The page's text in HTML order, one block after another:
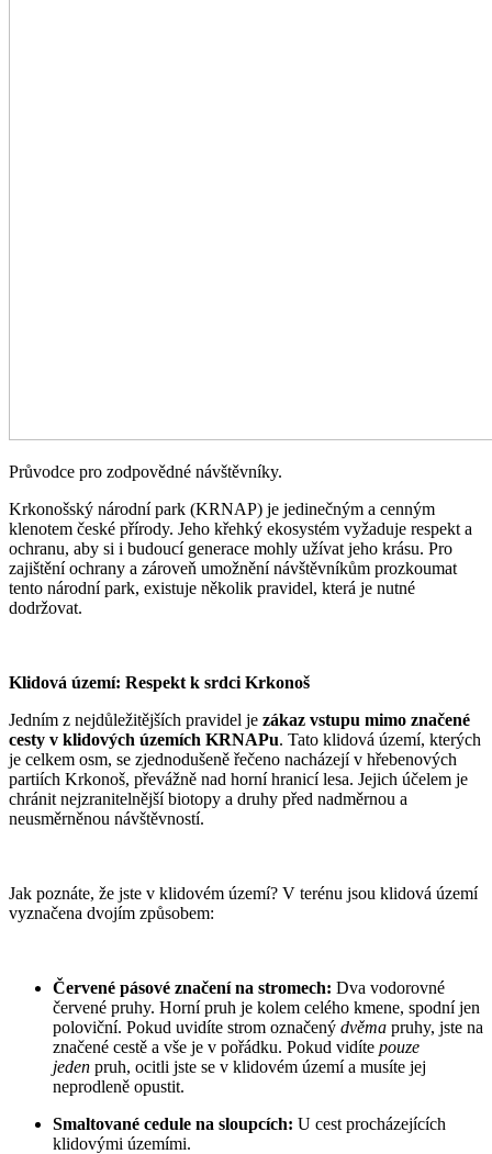
Průvodce pro zodpovědné návštěvníky.
Krkonošský národní park (KRNAP) je jedinečným a cenným
klenotem české přírody. Jeho křehký ekosystém vyžaduje respekt a
ochranu, aby si i budoucí generace mohly užívat jeho krásu. Pro
zajištění ochrany a zároveň umožnění návštěvníkům prozkoumat
tento národní park, existuje několik pravidel, která je nutné
dodržovat.
Klidová území: Respekt k srdci Krkonoš
Jedním z nejdůležitějších pravidel je zákaz vstupu mimo značené
cesty v klidových územích KRNAPu. Tato klidová území, kterých
je celkem osm, se zjednodušeně řečeno nacházejí v hřebenových
partiích Krkonoš, převážně nad horní hranicí lesa. Jejich účelem je
chránit nejzranitelnější biotopy a druhy před nadměrnou a
neusměrněnou návštěvností.
Jak poznáte, že jste v klidovém území? V terénu jsou klidová území
vyznačena dvojím způsobem:
Červené pásové značení na stromech: Dva vodorovné
červené pruhy. Horní pruh je kolem celého kmene, spodní jen
poloviční. Pokud uvidíte strom označený dvěma pruhy, jste na
značené cestě a vše je v pořádku. Pokud vidíte pouze
jeden pruh, ocitli jste se v klidovém území a musíte jej
neprodleně opustit.
Smaltované cedule na sloupcích: U cest procházejících
klidovými územími.